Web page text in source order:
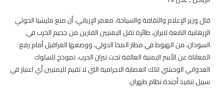
قال وزير الإعلام والثقافة والسياحة، معمر الإرياني، أن منع مليشيا الحوثي
الإرهابية التابعة لايران، طائرة تقل اليمنيين الفارين من جحيم الحرب في
السودان، من الهبوط في مطار المخا الدولي، ووضعها العراقيل أمام رفع
المعاناة عن الأسر اليمنية العالقة تحت نيران الحرب، نموذج للسلوك
العدواني الوحشي لتلك العصابة الاجرامية التي لا تقيم لليمنيين أي اعتبار في
سبيل تنفيذ أجندة نظام طهران.